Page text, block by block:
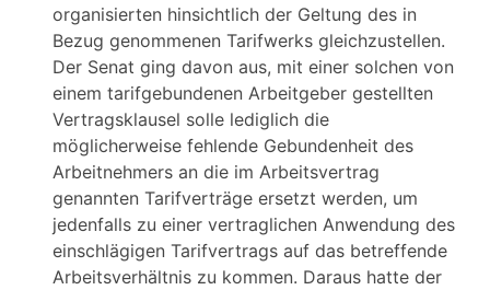
organisierten hinsichtlich der Geltung des in
Bezug genommenen Tarifwerks gleichzustellen.
Der Senat ging davon aus, mit einer solchen von
einem tarifgebundenen Arbeitgeber gestellten
Vertragsklausel solle lediglich die
möglicherweise fehlende Gebundenheit des
Arbeitnehmers an die im Arbeitsvertrag
genannten Tarifverträge ersetzt werden, um
jedenfalls zu einer vertraglichen Anwendung des
einschlägigen Tarifvertrags auf das betreffende
Arbeitsverhältnis zu kommen. Daraus hatte der